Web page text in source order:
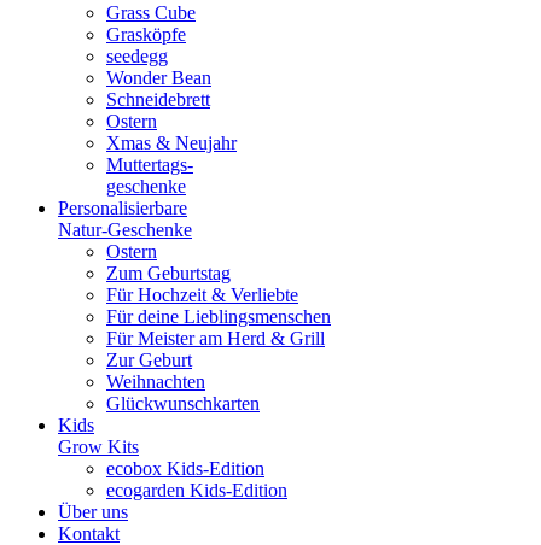
Grass Cube
Grasköpfe
seedegg
Wonder Bean
Schneidebrett
Ostern
Xmas & Neujahr
Muttertags-
geschenke
Personalisierbare
Natur-Geschenke
Ostern
Zum Geburtstag
Für Hochzeit & Verliebte
Für deine Lieblingsmenschen
Für Meister am Herd & Grill
Zur Geburt
Weihnachten
Glückwunschkarten
Kids
Grow Kits
ecobox Kids-Edition
ecogarden Kids-Edition
Über uns
Kontakt